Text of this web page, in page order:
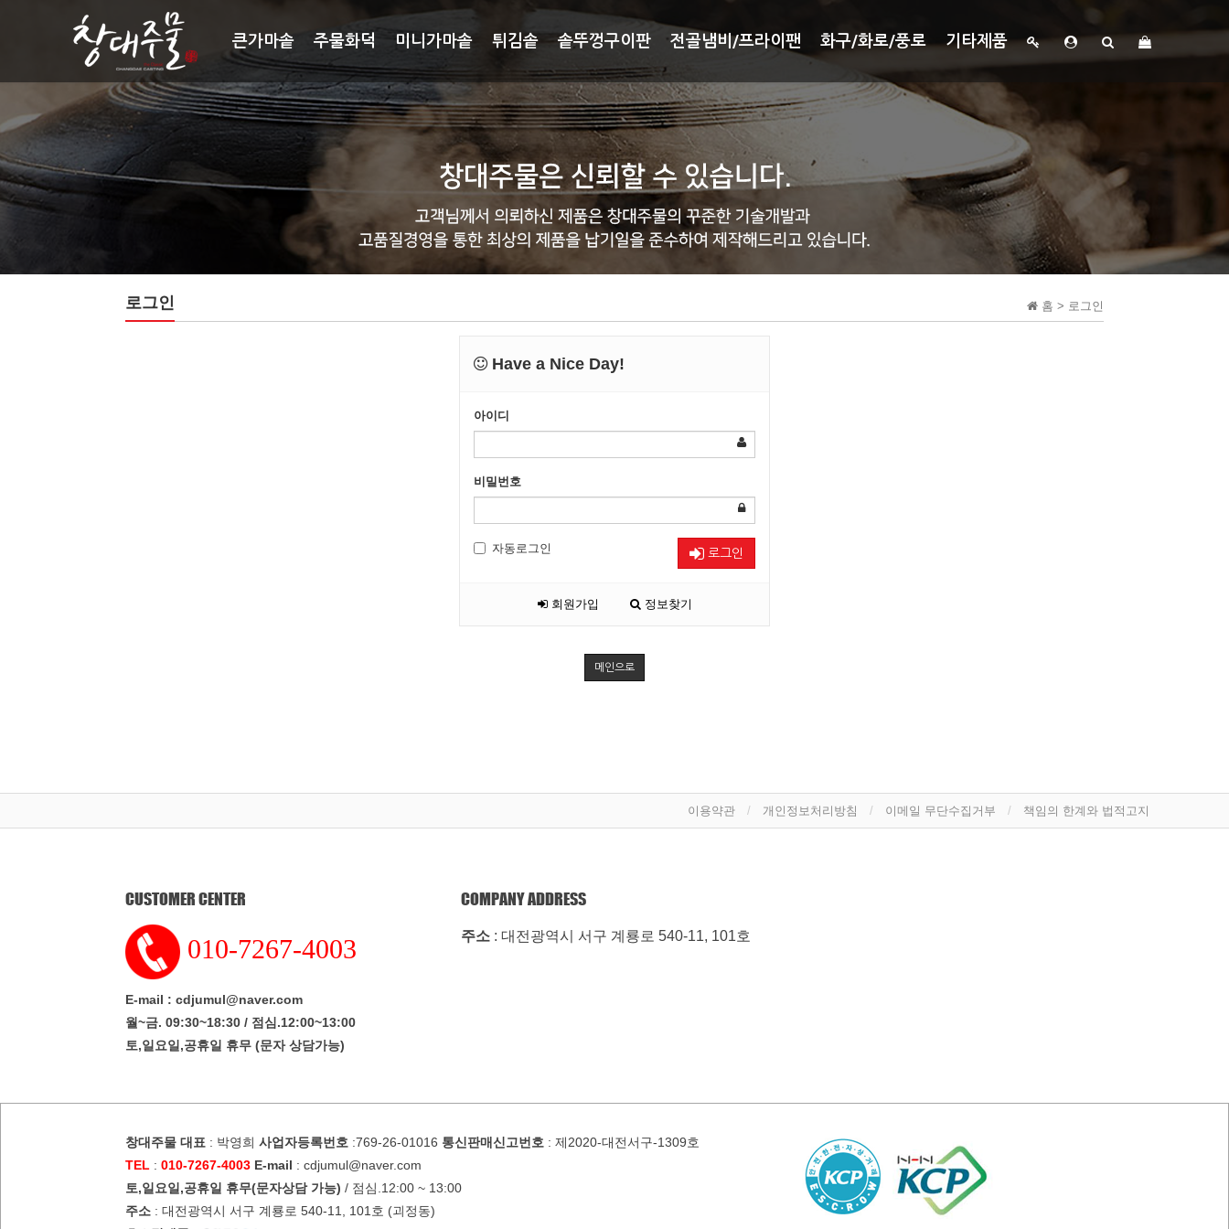
큰가마솥 주물화덕 미니가마솥 튀김솥 솥뚜껑구이판 전골냄비/프라이팬 화구/화로/풍로 기타제품
홈 > 로그인
로그인
Have a Nice Day!
아이디
비밀번호
자동로그인 로그인
회원가입 정보찾기
메인으로
이용약관 개인정보처리방침 이메일 무단수집거부 책임의 한계와 법적고지
CUSTOMER CENTER
010-7267-4003
E-mail : cdjumul@naver.com
월~금. 09:30~18:30 / 점심.12:00~13:00
토,일요일,공휴일 휴무 (문자 상담가능)
COMPANY ADDRESS
주소: 대전광역시 서구 계룡로 540-11, 101호
창대주물 대표 : 박영희 사업자등록번호 :769-26-01016 통신판매신고번호 : 제2020-대전서구-1309호
TEL : 010-7267-4003 E-mail : cdjumul@naver.com
토,일요일,공휴일 휴무(문자상담 가능) / 점심.12:00 ~ 13:00
주소 : 대전광역시 서구 계룡로 540-11, 101호 (괴정동)